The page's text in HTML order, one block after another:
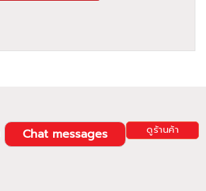
ดูร้านค้า
Chat messages